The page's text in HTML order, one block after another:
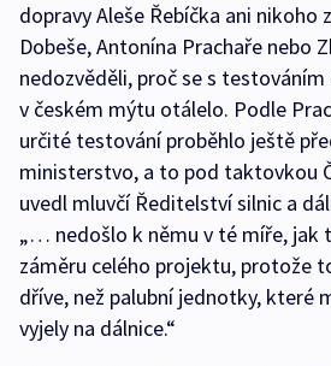
dopravy Aleše Řebíčka ani nikoho
Dobeše, Antonína Prachaře nebo
nedozvěděli, proč se s
v českém mýtu otálelo. Podle
určité testování proběhlo ještě
ministerstvo, a to pod taktovkou
uvedl mluvčí Ředitelství silnic a
„… nedošlo k němu v té míře, jak
záměru celého projektu, protože
dříve, než palubní jednotky, které
vyjely na dálnice.“